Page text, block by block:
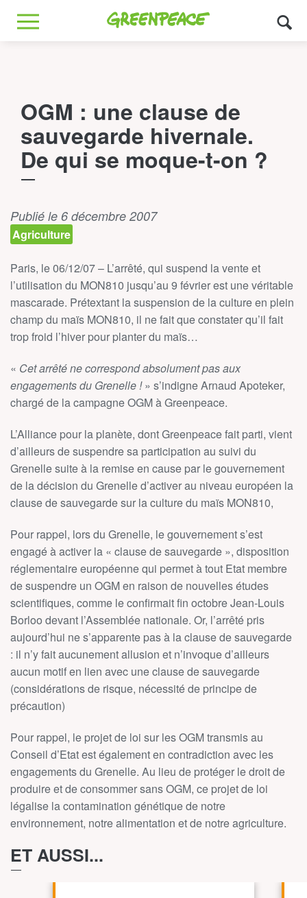
Greenpeace
MENU
OGM : une clause de
sauvegarde hivernale.
De qui se moque-t-on ?
Publié le 6 décembre 2007
Agriculture
Paris, le 06/12/07 – L’arrêté, qui suspend la vente et
l’utilisation du MON810 jusqu’au 9 février est une véritable
mascarade. Prétextant la suspension de la culture en plein
champ du maïs MON810, il ne fait que constater qu’il fait
trop froid l’hiver pour planter du maïs…
« Cet arrêté ne correspond absolument pas aux
engagements du Grenelle !» s’indigne Arnaud Apoteker,
chargé de la campagne OGM à Greenpeace.
L’Alliance pour la planète, dont Greenpeace fait parti, vient
d’ailleurs de suspendre sa participation au suivi du
Grenelle suite à la remise en cause par le gouvernement
de la décision du Grenelle d’activer au niveau européen la
clause de sauvegarde sur la culture du maïs MON810,
Pour rappel, lors du Grenelle, le gouvernement s’est
engagé à activer la « clause de sauvegarde », disposition
réglementaire européenne qui permet à tout Etat membre
de suspendre un OGM en raison de nouvelles études
scientifiques, comme le confirmait fin octobre Jean-Louis
Borloo devant l’Assemblée nationale. Or, l’arrêté pris
aujourd’hui ne s’apparente pas à la clause de sauvegarde
: il n’y fait aucunement allusion et n’invoque d’ailleurs
aucun motif en lien avec une clause de sauvegarde
(considérations de risque, nécessité de principe de
précaution)
Pour rappel, le projet de loi sur les OGM transmis au
Conseil d’Etat est également en contradiction avec les
engagements du Grenelle. Au lieu de protéger le droit de
produire et de consommer sans OGM, ce projet de loi
légalise la contamination génétique de notre
environnement, notre alimentation et de notre agriculture.
ET AUSSI...